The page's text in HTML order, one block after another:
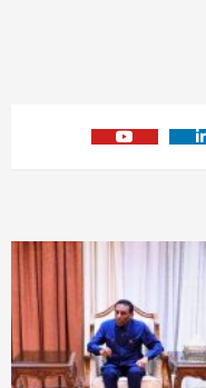
Linkedin
Youtube